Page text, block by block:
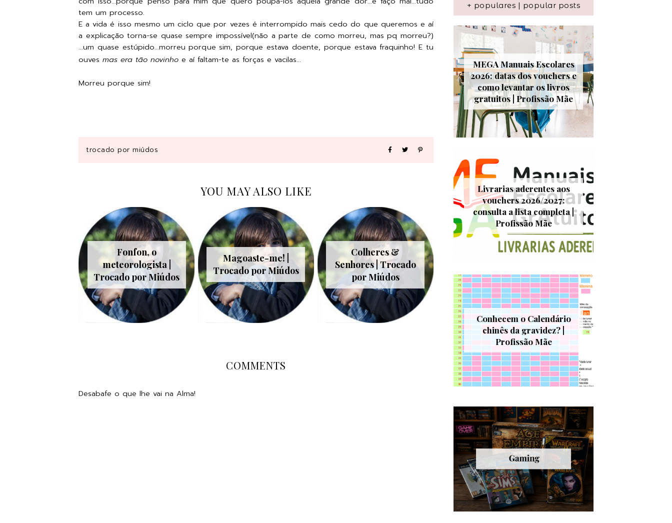
tem um processo.
E a vida é isso mesmo um ciclo que por vezes é interrompido mais cedo do que queremos e aí
a explicação torna-se quase sempre impossível(não a parte de como morreu, mas pq morreu?)
...um quase estúpido...morreu porque sim, porque estava doente, porque estava fraquinho! E tu
ouves mas era tão novinho e aí faltam-te as forças e vacilas...
Morreu porque sim!
trocado por miúdos
YOU MAY ALSO LIKE
Fonfon, o
meteorologista |
Trocado por Miúdos
Magoaste-me! |
Trocado por Miúdos
Colheres &
Senhores | Trocado
por Miúdos
COMMENTS
Desabafe o que lhe vai na Alma!
+ populares | popular posts
MEGA Manuais Escolares
2026: datas dos vouchers e
como levantar os livros
gratuitos | Profissão Mãe
Livrarias aderentes aos
vouchers 2026/2027:
consulta a lista completa |
Profissão Mãe
Conhecem o Calendário
chinês da gravidez? |
Profissão Mãe